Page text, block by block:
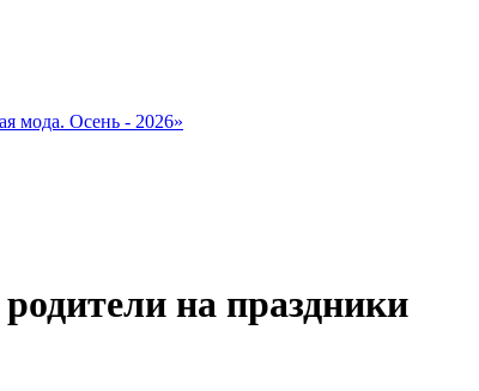
мода. Осень - 2026»
на праздники